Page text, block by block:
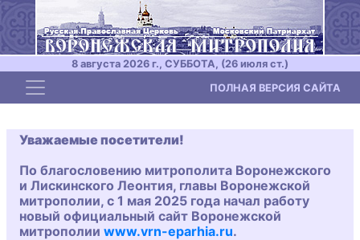
8 августа 2026 г., СУББОТА, (26 июля ст.)
Toggle navigation ПОЛНАЯ ВЕРСИЯ САЙТА
Уважаемые посетители!
По благословению митрополита Воронежского
и Лискинского Леонтия, главы Воронежской
митрополии, с 1 мая 2025 года начал работу
новый официальный сайт Воронежской
митрополии www.vrn-eparhia.ru.